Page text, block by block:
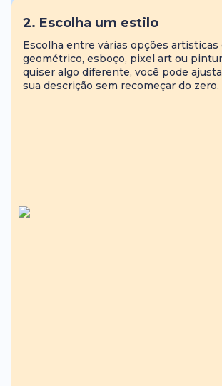
2. Escolha um estilo
Escolha entre várias opções artísticas
geométrico, esboço, pixel art ou
quiser algo diferente, você pode
sua descrição sem recomeçar do zero.